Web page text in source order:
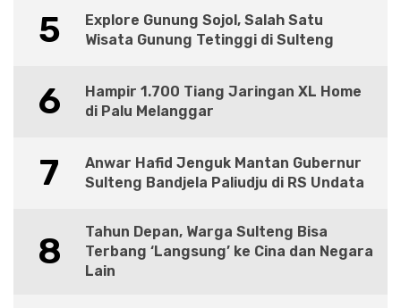
5
Explore Gunung Sojol, Salah Satu
Wisata Gunung Tetinggi di Sulteng
6
Hampir 1.700 Tiang Jaringan XL Home
di Palu Melanggar
7
Anwar Hafid Jenguk Mantan Gubernur
Sulteng Bandjela Paliudju di RS Undata
8
Tahun Depan, Warga Sulteng Bisa
Terbang ‘Langsung’ ke Cina dan Negara
Lain